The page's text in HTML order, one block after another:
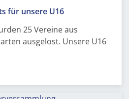
für unsere U16
25 Vereine aus
ausgelost. Unsere U16